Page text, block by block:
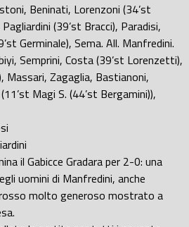
Beninati, Lorenzoni (34’st
(39’st Bracci), Paradisi,
Germinale), Sema. All. Manfredini.
Semprini, Costa (39’st Lorenzetti),
Massari, Zagaglia, Bastianoni,
Magi S. (44’st Bergamini)),
il Gabicce Gradara per 2-0: una
uomini di Manfredini, anche
molto generoso mostrato a